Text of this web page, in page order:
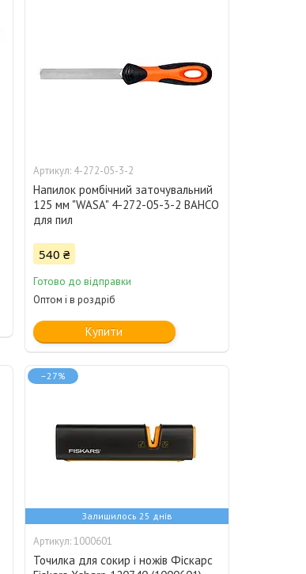
4-272-05-3-2
Напилок ромбічний заточувальний
125 мм "WASA" 4-272-05-3-2 BAHCO
для пил
540 ₴
Готово до відправки
Оптом і в роздріб
Купити
–27%
Залишилось 25 днів
1000601
Точилка для сокир і ножів Фіскарс